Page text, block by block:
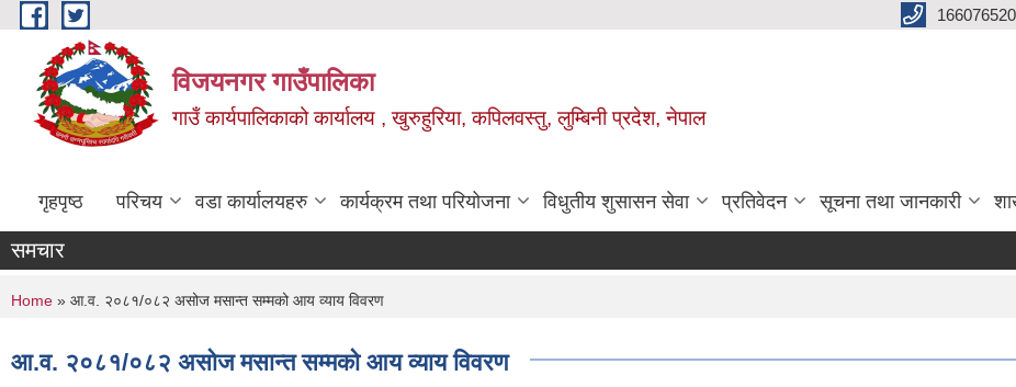
Skip to main content
विजयनगर गाउँपालिका
गाउँ कार्यपालिकाको कार्यालय , खुरुहुरिया, कपिलवस्तु, लुम्बिनी प्रदेश, नेपाल
गृहपृष्ठ परिचय वडा कार्यालयहरु कार्यक्रम तथा परियोजना विधुतीय शुसासन सेवा प्रतिवेदन सूचना तथा जानकारी
समचार
You are here
Home » आ.व. २०८१/०८२ असोज मसान्त सम्मको आय व्याय विवरण
आ.व. २०८१/०८२ असोज मसान्त सम्मको आय व्याय विवरण